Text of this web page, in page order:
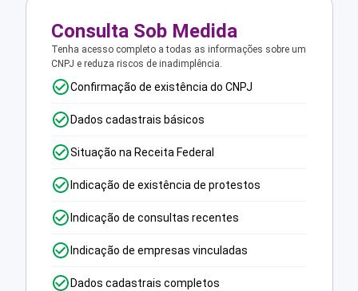
Consulta Sob Medida
Tenha acesso completo a todas as informações sobre um
CNPJ e reduza riscos de inadimplência.
Confirmação de existência do CNPJ
Dados cadastrais básicos
Situação na Receita Federal
Indicação de existência de protestos
Indicação de consultas recentes
Indicação de empresas vinculadas
Dados cadastrais completos